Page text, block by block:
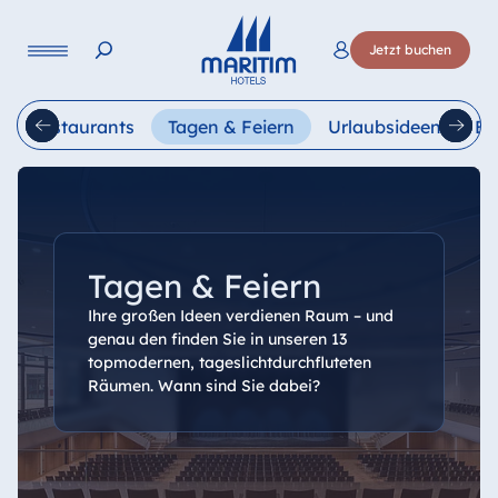
Jetzt buchen
English Français
Restaurants Tagen & Feiern Urlaubsideen
Tagen & Feiern
Ihre großen Ideen verdienen Raum – und
genau den finden Sie in unseren 13
topmodernen, tageslichtdurchfluteten
Räumen. Wann sind Sie dabei?